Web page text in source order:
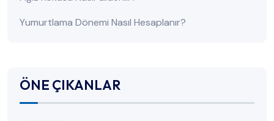
Yumurtlama Dönemi Nasıl Hesaplanır?
ÖNE ÇIKANLAR